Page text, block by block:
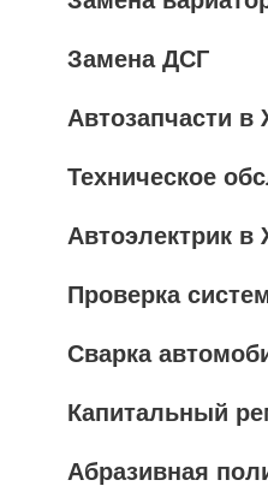
Замена ДСГ
Автозапчасти в
Техническое
Автоэлектрик в
Проверка
Сварка
Капитальный
Абразивная